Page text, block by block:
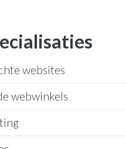
websites
webwinkels